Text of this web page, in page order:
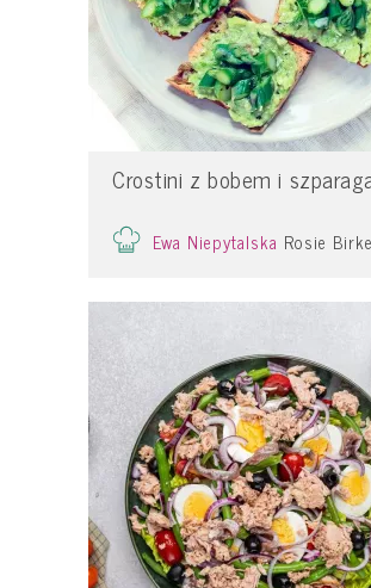
Crostini z bobem i
Ewa Niepytalska Rosie